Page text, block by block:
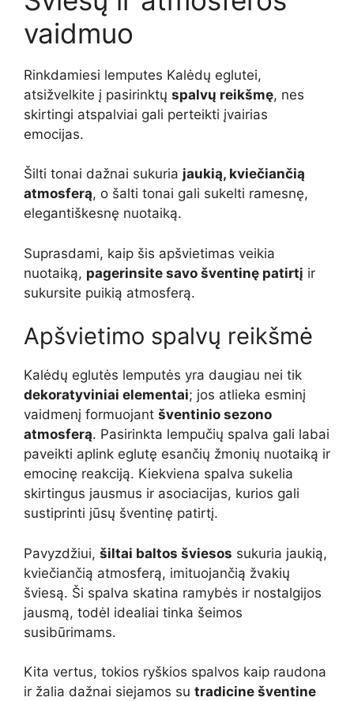
vaidmuo
Rinkdamiesi lemputes Kalėdų eglutei,
atsižvelkite į pasirinktų spalvų reikšmę, nes
skirtingi atspalviai gali perteikti įvairias
emocijas.
Šilti tonai dažnai sukuria jaukią, kviečiančią
atmosferą, o šalti tonai gali sukelti ramesnę,
elegantiškesnę nuotaiką.
Suprasdami, kaip šis apšvietimas veikia
nuotaiką, pagerinsite savo šventinę patirtį ir
sukursite puikią atmosferą.
Apšvietimo spalvų reikšmė
Kalėdų eglutės lemputės yra daugiau nei tik
dekoratyviniai elementai; jos atlieka esminį
vaidmenį formuojant šventinio sezono
atmosferą. Pasirinkta lempučių spalva gali labai
paveikti aplink eglutę esančių žmonių nuotaiką ir
emocinę reakciją. Kiekviena spalva sukelia
skirtingus jausmus ir asociacijas, kurios gali
sustiprinti jūsų šventinę patirtį.
Pavyzdžiui, šiltai baltos šviesos sukuria jaukią,
kviečiančią atmosferą, imituojančią žvakių
šviesą. Ši spalva skatina ramybės ir nostalgijos
jausmą, todėl idealiai tinka šeimos
susibūrimams.
Kita vertus, tokios ryškios spalvos kaip raudona
ir žalia dažnai siejamos su tradicine šventine